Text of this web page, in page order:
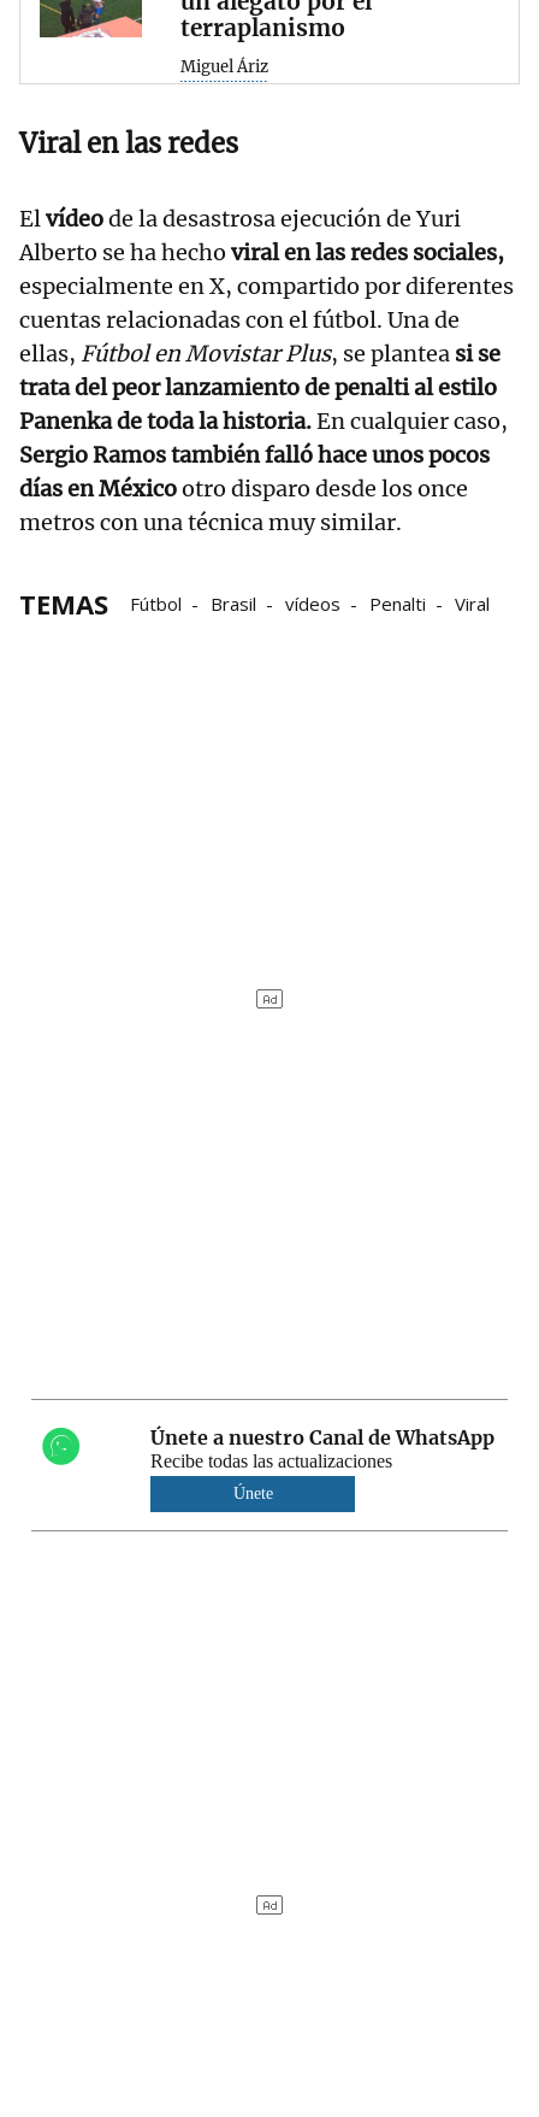
terraplanismo
Miguel Áriz
Viral en las redes
Elvídeode la desastrosa ejecución de Yuri
Alberto se ha hecho viral en las redes sociales,
especialmente en X, compartido por diferentes
cuentas relacionadas con el fútbol. Una de
ellas, Fútbol en Movistar Plus, se plantea si se
trata del peor lanzamiento de penalti al estilo
Panenka de toda la historia.En cualquier caso,
Sergio Ramos también falló hace unos pocos
días en Méxicootro disparo desde los once
metros con una técnica muy similar.
TEMAS Fútbol Brasil vídeos Penalti Viral
Únete a nuestro Canal de WhatsApp
Recibe todas las actualizaciones
Únete